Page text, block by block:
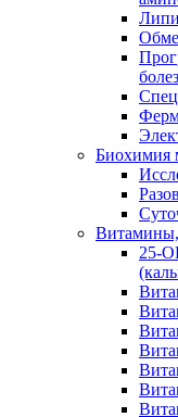
Биохимия
25-